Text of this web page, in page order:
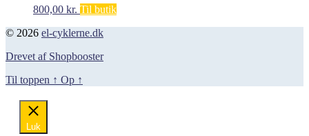
800,00 kr. Til butik
© 2026 el-cyklerne.dk
Drevet af Shopbooster
Til toppen ↑ Op ↑
Luk